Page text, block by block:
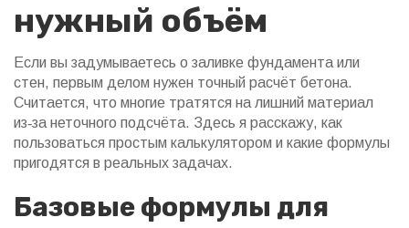
нужный объём
Если вы задумываетесь о заливке фундамента или
стен, первым делом нужен точный расчёт бетона.
Считается, что многие тратятся на лишний материал
из‑за неточного подсчёта. Здесь я расскажу, как
пользоваться простым калькулятором и какие формулы
пригодятся в реальных задачах.
Базовые формулы для